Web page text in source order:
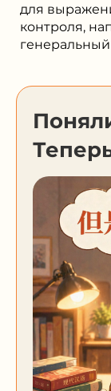
для
контроля,